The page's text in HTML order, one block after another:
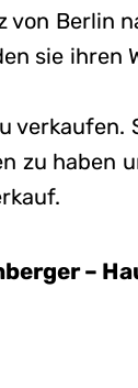
von Berlin
sie ihren
verkaufen.
zu haben
–